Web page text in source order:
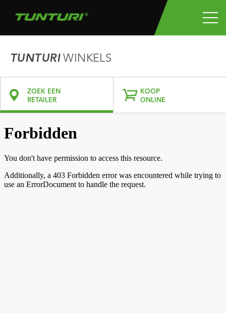
TUNTURIWINKELS
ZOEK EEN
RETAILER
KOOP
ONLINE